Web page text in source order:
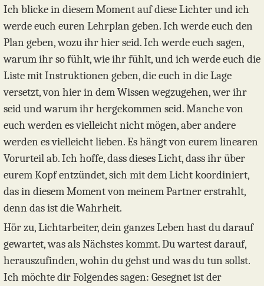
Ich blicke in diesem Moment auf diese Lichter und ich
werde euch euren Lehrplan geben. Ich werde euch den
Plan geben, wozu ihr hier seid. Ich werde euch sagen,
warum ihr so fühlt, wie ihr fühlt, und ich werde euch die
Liste mit Instruktionen geben, die euch in die Lage
versetzt, von hier in dem Wissen wegzugehen, wer ihr
seid und warum ihr hergekommen seid. Manche von
euch werden es vielleicht nicht mögen, aber andere
werden es vielleicht lieben. Es hängt von eurem linearen
Vorurteil ab. Ich hoffe, dass dieses Licht, dass ihr über
eurem Kopf entzündet, sich mit dem Licht koordiniert,
das in diesem Moment von meinem Partner erstrahlt,
denn das ist die Wahrheit.
Hör zu, Lichtarbeiter, dein ganzes Leben hast du darauf
gewartet, was als Nächstes kommt. Du wartest darauf,
herauszufinden, wohin du gehst und was du tun sollst.
Ich möchte dir Folgendes sagen: Gesegnet ist der